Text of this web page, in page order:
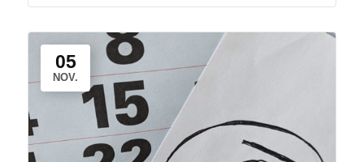
05
NOV.